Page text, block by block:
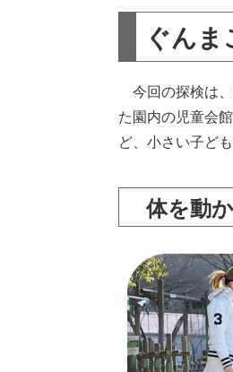
ぐんま
今回の探検は、
た園内の児童会
ど、小さい子ど
体を動